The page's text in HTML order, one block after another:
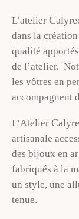
L’atelier
dans la
qualité
de l’atelier.
les vôtres en
accompagnent
L’Atelier
artisanale
des bijoux en
fabriqués à la
un style, une
tenue.